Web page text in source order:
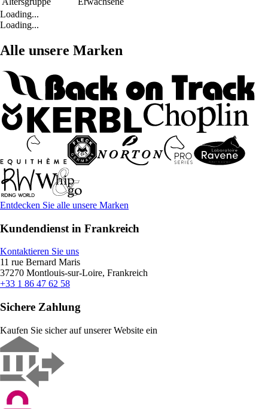
Loading...
Loading...
Alle unsere Marken
Entdecken Sie alle unsere Marken
Kundendienst in Frankreich
Kontaktieren Sie uns
11 rue Bernard Maris
37270 Montlouis-sur-Loire, Frankreich
+33 1 86 47 62 58
Sichere Zahlung
Kaufen Sie sicher auf unserer Website ein